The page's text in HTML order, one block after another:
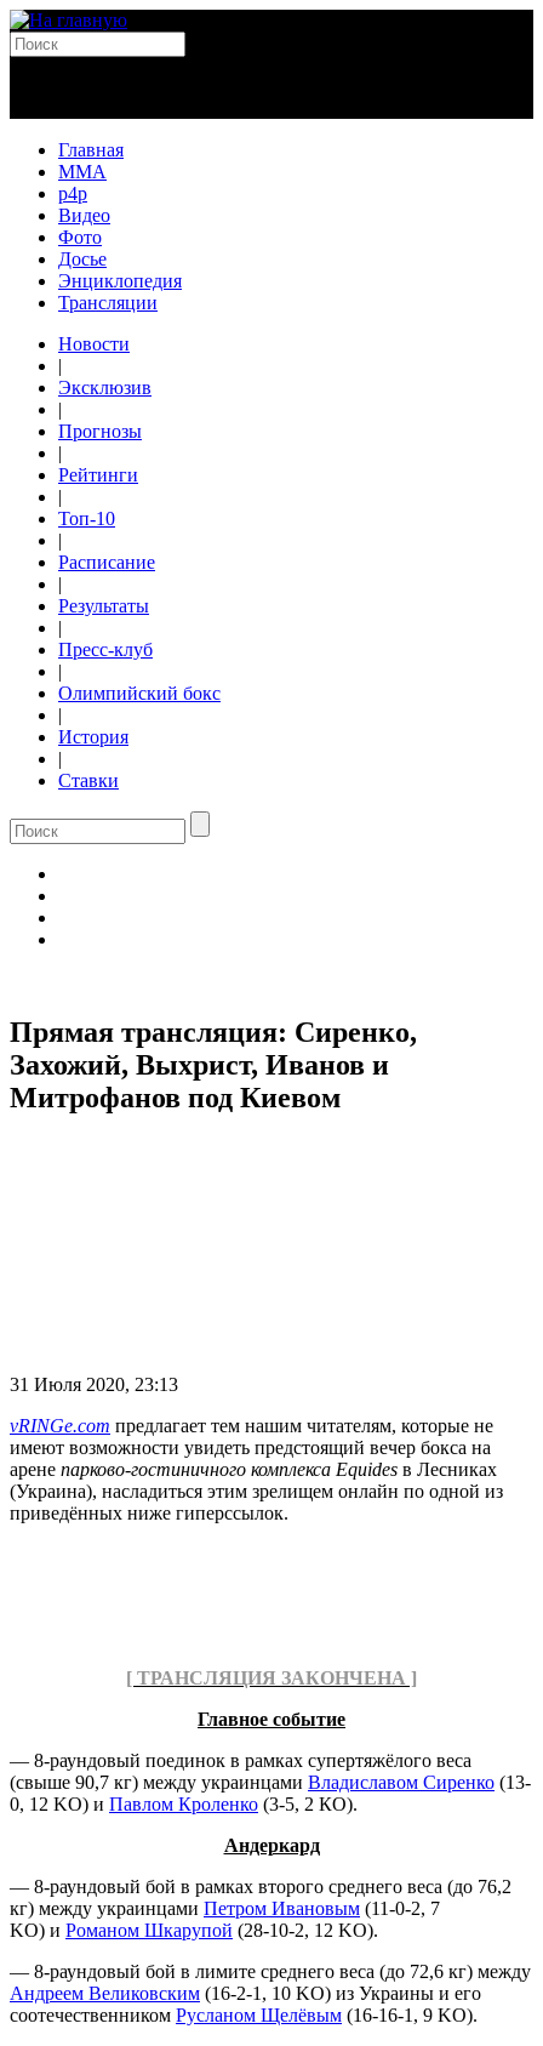
Главная
MMA
p4p
Видео
Фото
Досье
Энциклопедия
Трансляции
Новости
|
Эксклюзив
|
Прогнозы
|
Рейтинги
|
Топ-10
|
Расписание
|
Результаты
|
Пресс-клуб
|
Олимпийский бокс
|
История
|
Ставки
Прямая трансляция: Сиренко,
Захожий, Выхрист, Иванов и
Митрофанов под Киевом
31 Июля 2020, 23:13
vRINGe.com предлагает тем нашим читателям, которые не
имеют возможности увидеть предстоящий вечер бокса на
арене парково-гостиничного комплекса Equides в Лесниках
(Украина), насладиться этим зрелищем онлайн по одной из
приведённых ниже гиперссылок.
[ ТРАНСЛЯЦИЯ ЗАКОНЧЕНА ]
Главное событие
— 8-раундовый поединок в рамках супертяжёлого веса
(свыше 90,7 кг) между украинцами Владиславом Сиренко (13-
0, 12 KO) и Павлом Кроленко (3-5, 2 КО).
Андеркард
— 8-раундовый бой в рамках второго среднего веса (до 76,2
кг) между украинцами Петром Ивановым (11-0-2, 7
KO) и Романом Шкарупой (28-10-2, 12 KO).
— 8-раундовый бой в лимите среднего веса (до 72,6 кг) между
Андреем Великовским (16-2-1, 10 KO) из Украины и его
соотечественником Русланом Щелёвым (16-16-1, 9 KO).